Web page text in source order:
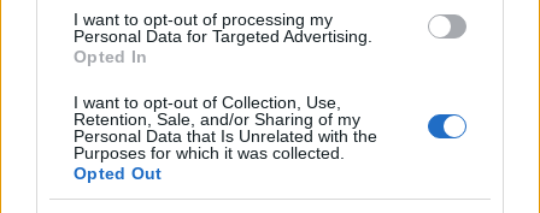
I want to opt-out of processing my
Personal Data for Targeted Advertising.
Opted In
I want to opt-out of Collection, Use,
Retention, Sale, and/or Sharing of my
Personal Data that Is Unrelated with the
Purposes for which it was collected.
Opted Out
ΑΓΙΟΥ ΠΝΕΥΜΑΤΟΣ